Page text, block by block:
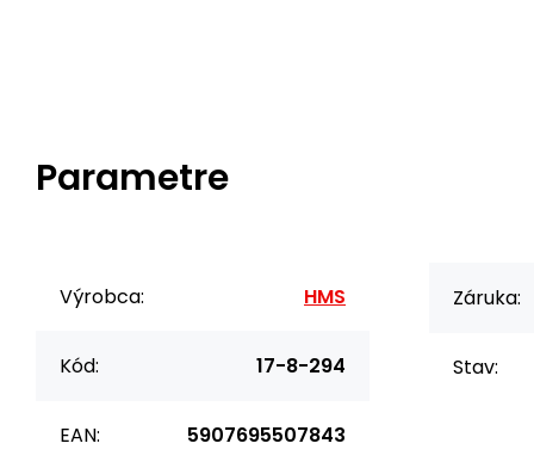
Parametre
Výrobca: HMS
Kód: 17-8-294
EAN: 5907695507843
Záruka:
Stav: